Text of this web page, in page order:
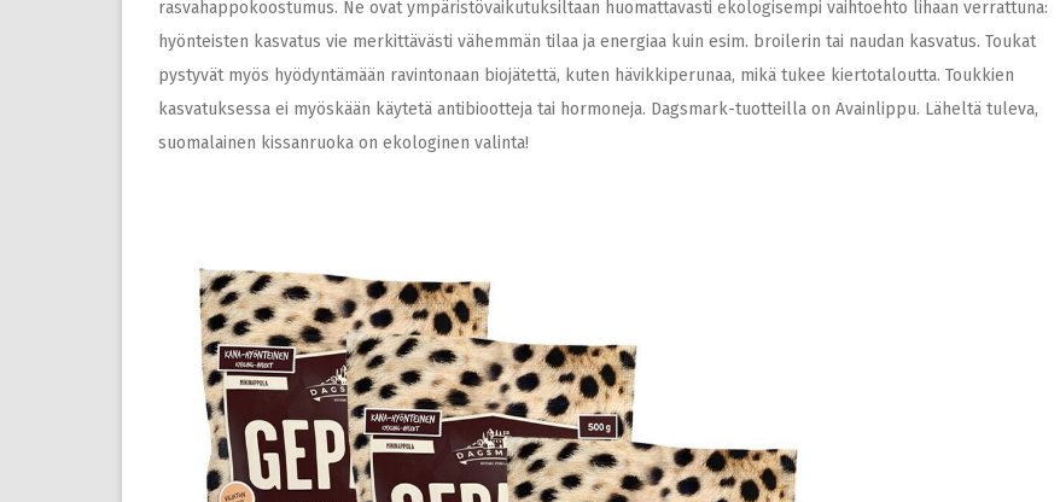
rasvahappokoostumus. Ne ovat ympäristövaikutuksiltaan huomattavasti ekologisempi vaihtoehto lihaan verrattuna:
hyönteisten kasvatus vie merkittävästi vähemmän tilaa ja energiaa kuin esim. broilerin tai naudan kasvatus. Toukat
pystyvät myös hyödyntämään ravintonaan biojätettä, kuten hävikkiperunaa, mikä tukee kiertotaloutta. Toukkien
kasvatuksessa ei myöskään käytetä antibiootteja tai hormoneja. Dagsmark-tuotteilla on Avainlippu. Läheltä tuleva,
suomalainen kissanruoka on ekologinen valinta!